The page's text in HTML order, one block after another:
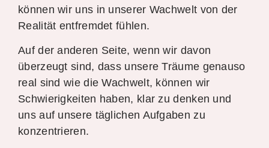
können wir uns in unserer Wachwelt von der
Realität entfremdet fühlen.
Auf der anderen Seite, wenn wir davon
überzeugt sind, dass unsere Träume genauso
real sind wie die Wachwelt, können wir
Schwierigkeiten haben, klar zu denken und
uns auf unsere täglichen Aufgaben zu
konzentrieren.